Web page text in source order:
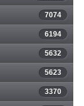
7074
6194
5632
5623
3370